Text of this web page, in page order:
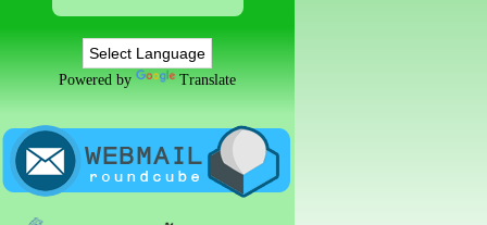
Powered by Translate